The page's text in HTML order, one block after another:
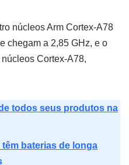
núcleos Arm Cortex-A78
chegam a 2,85 GHz, e o
Cortex-A78,
todos seus produtos na
têm baterias de longa